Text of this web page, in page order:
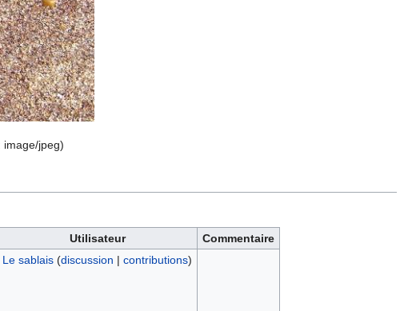
image/jpeg)
Utilisateur
Commentaire
Le sablais (discussion | contributions)